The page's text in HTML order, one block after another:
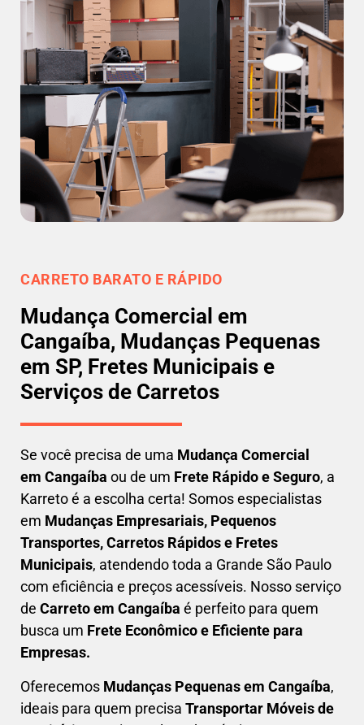
CARRETO BARATO E RÁPIDO
Mudança Comercial em
Cangaíba, Mudanças Pequenas
em SP, Fretes Municipais e
Serviços de Carretos
Se você precisa de uma Mudança Comercial
em Cangaíba ou de um Frete Rápido e Seguro, a
Karreto é a escolha certa! Somos especialistas
em Mudanças Empresariais, Pequenos
Transportes, Carretos Rápidos e Fretes
Municipais, atendendo toda a Grande São Paulo
com eficiência e preços acessíveis. Nosso serviço
de Carreto em Cangaíba é perfeito para quem
busca um Frete Econômico e Eficiente para
Empresas.
Oferecemos Mudanças Pequenas em Cangaíba,
ideais para quem precisa Transportar Móveis de